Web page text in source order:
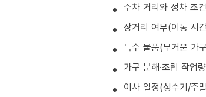
주차 거리와 정차 조
장거리 여부(이동 시
특수 물품(무거운 가
가구 분해·조립 작업량
이사 일정(성수기/주